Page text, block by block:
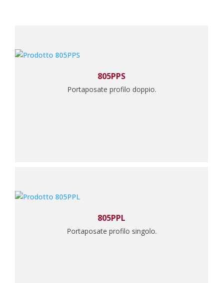
805PPS
Portaposate profilo doppio.
805PPL
Portaposate profilo singolo.